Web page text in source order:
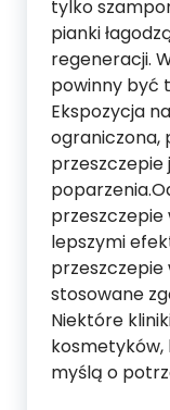
tylko
pianki
regeneracji.
powinny być
Ekspozycja
ograniczona,
przeszczepie
lepszymi
przeszczepie
stosowane
Niektóre
kosmetyków,
myślą o